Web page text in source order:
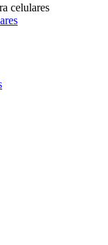
celulares